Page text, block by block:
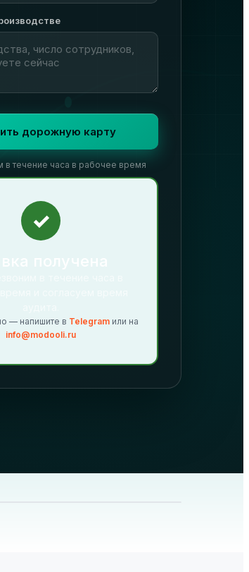
дорожную карту
в течение часа в рабочее время
✓
— напишите в Telegram или на
info@modooli.ru